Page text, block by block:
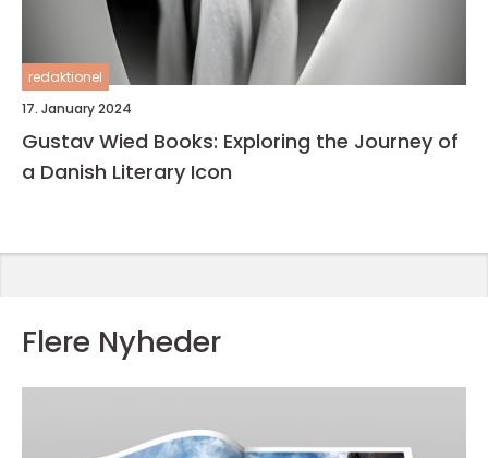
redaktionel
17. January 2024
Gustav Wied Books: Exploring the Journey of
a Danish Literary Icon
Flere Nyheder